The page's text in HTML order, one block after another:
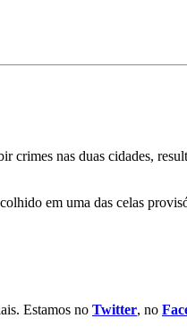
crimes nas duas cidades,
em uma das celas
Estamos no Twitter, no